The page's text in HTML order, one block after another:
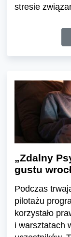
stresie
„Zdalny
gustu
Podczas
pilotażu
korzystało
i warsztatach